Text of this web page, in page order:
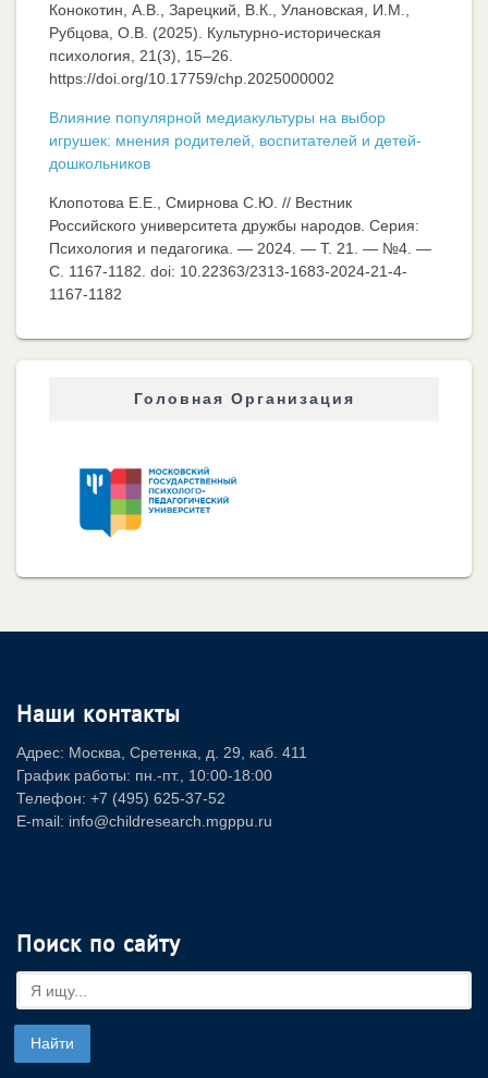
Конокотин, А.В., Зарецкий, В.К., Улановская, И.М.,
Рубцова, О.В. (2025). Культурно-историческая
психология, 21(3), 15–26.
https://doi.org/10.17759/chp.2025000002
Влияние популярной медиакультуры на выбор
игрушек: мнения родителей, воспитателей и детей-
дошкольников
Клопотова Е.Е., Смирнова С.Ю. // Вестник
Российского университета дружбы народов. Серия:
Психология и педагогика. — 2024. — Т. 21. — №4. —
C. 1167-1182. doi: 10.22363/2313-1683-2024-21-4-
1167-1182
Головная Организация
Наши контакты
Адрес: Москва, Сретенка, д. 29, каб. 411
График работы: пн.-пт., 10:00-18:00
Телефон: +7 (495) 625-37-52
E-mail: info@childresearch.mgppu.ru
Поиск по сайту